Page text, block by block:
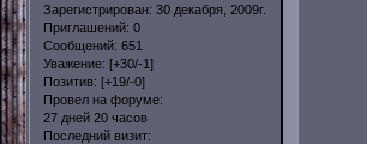
Зарегистрирован: 30 декабря, 2009г.
Приглашений: 0
Сообщений: 651
Уважение: [+30/-1]
Позитив: [+19/-0]
Провел на форуме:
27 дней 20 часов
Последний визит: